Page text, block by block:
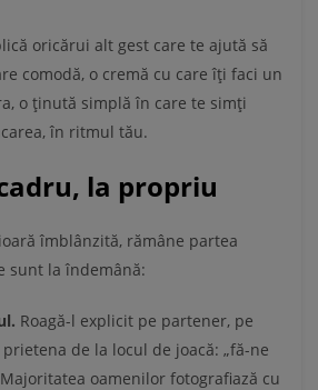
oricărui alt gest care te ajută să
comodă, o cremă cu care îți faci un
o ținută simplă în care te simți
în ritmul tău.
la propriu
îmblânzită, rămâne partea
sunt la îndemână:
Roagă-l explicit pe partener, pe
de la locul de joacă: „fă-ne
Majoritatea oamenilor fotografiază cu